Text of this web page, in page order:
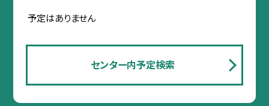
予定はありません
センター内予定検索